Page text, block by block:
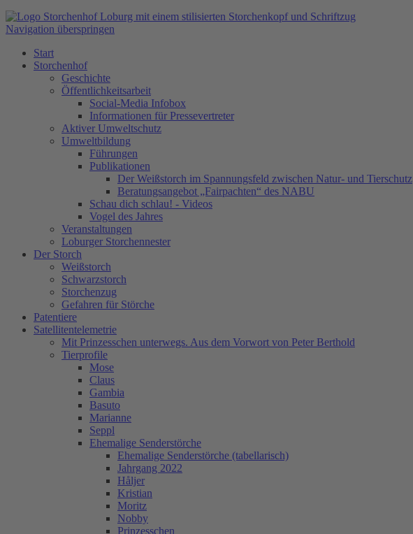
Navigation überspringen
Start
Storchenhof
Geschichte
Öffentlichkeitsarbeit
Social-Media Infobox
Informationen für Pressevertreter
Aktiver Umweltschutz
Umweltbildung
Führungen
Publikationen
Der Weißstorch im Spannungsfeld zwischen Natur- und Tierschutz
Beratungsangebot „Fairpachten“ des NABU
Schau dich schlau! - Videos
Vogel des Jahres
Veranstaltungen
Loburger Storchennester
Der Storch
Weißstorch
Schwarzstorch
Storchenzug
Gefahren für Störche
Patentiere
Satellitentelemetrie
Mit Prinzesschen unterwegs. Aus dem Vorwort von Peter Berthold
Tierprofile
Mose
Claus
Gambia
Basuto
Marianne
Seppl
Ehemalige Senderstörche
Ehemalige Senderstörche (tabellarisch)
Jahrgang 2022
Håljer
Kristian
Moritz
Nobby
Prinzesschen